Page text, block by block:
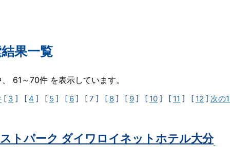
果一覧
61～70件 を表示しています。
[ 3 ] [ 4 ] [ 5 ] [ 6 ] [ 7 ] [ 8 ] [ 9 ] [ 10 ] [ 11 ] [ 12 ] 次の
トパーク ダイワロイネットホテル大分